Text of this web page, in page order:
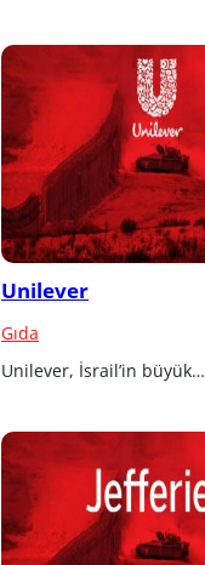
Unilever
Gıda
Unilever, İsrail’in büyük…